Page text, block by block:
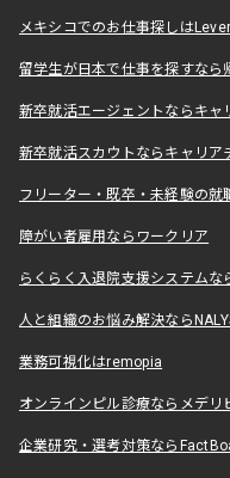
メキシコでのお仕事探しは
留学生が日本で仕事を探すなら
新卒就活エージェントならキャ
新卒就活スカウトならキャリア
フリーター・既卒・未経験の
障がい者雇用ならワークリア
らくらく入退院支援システムな
人と組織のお悩み解決なら
業務可視化はremopia
オンラインピル診療ならメデリ
企業研究・選考対策なら